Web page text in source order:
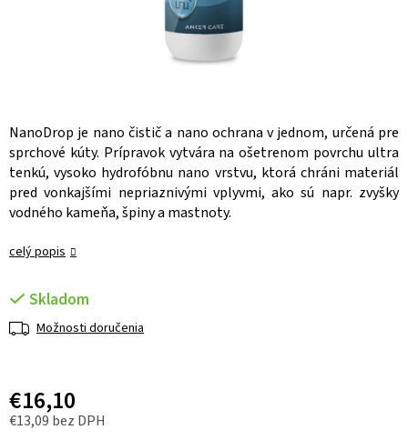
NanoDrop je nano čistič a nano ochrana v jednom, určená pre
sprchové kúty. Prípravok vytvára na ošetrenom povrchu ultra
tenkú, vysoko hydrofóbnu nano vrstvu, ktorá chráni materiál
pred vonkajšími nepriaznivými vplyvmi, ako sú napr. zvyšky
vodného kameňa, špiny a mastnoty.
celý popis
Skladom
Možnosti doručenia
€16,10
€13,09 bez DPH